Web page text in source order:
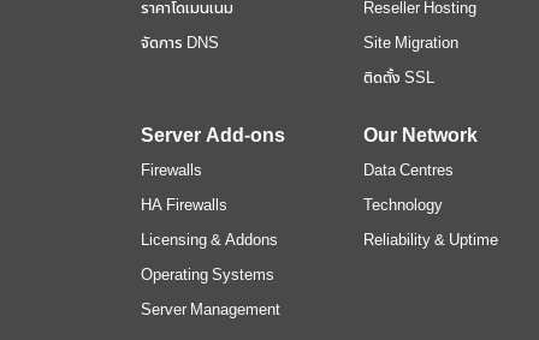
ราคาโดเมนเนม
จัดการ DNS
Reseller Hosting
Site Migration
ติดตั้ง SSL
Server Add-ons
Firewalls
HA Firewalls
Licensing & Addons
Operating Systems
Server Management
Our Network
Data Centres
Technology
Reliability & Uptime